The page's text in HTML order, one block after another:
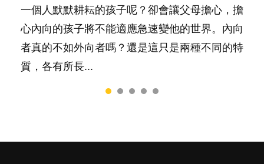
一個人默默耕耘的孩子呢？卻會讓父母擔心，擔
心內向的孩子將不能適應急速變他的世界。內向
者真的不如外向者嗎？還是這只是兩種不同的特
質，各有所長...
是大家說得那麼難。一起來認識婚姻的真相！...
跟你同行～...